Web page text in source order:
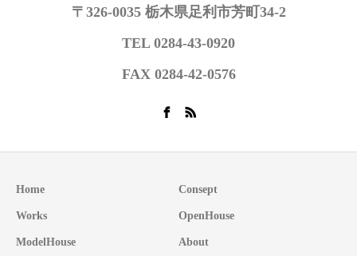
〒326-0035 栃木県足利市芳町34-2
TEL 0284-43-0920
FAX 0284-42-0576
Home Consept
Works OpenHouse
ModelHouse About